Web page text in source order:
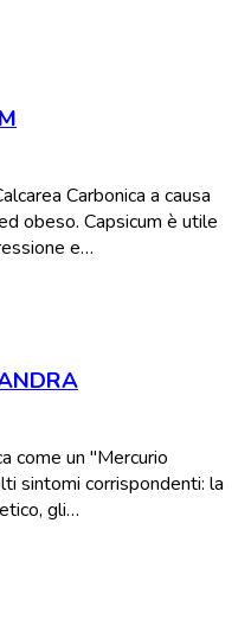
Carbonica a causa
obeso. Capsicum è utile
e…
come un "Mercurio
sintomi corrispondenti: la
gli…